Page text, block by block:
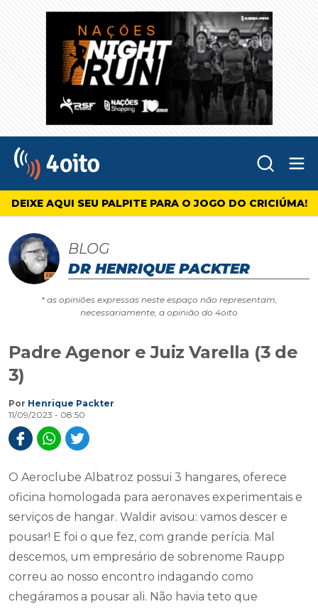
4oito
DEIXE AQUI SEU PALPITE PARA O JOGO DO CRICIÚMA!
BLOG
DR HENRIQUE PACKTER
* as opiniões expressas neste espaço não representam,
necessariamente, a opinião do 4oito
Padre Agenor e Juiz Varella (3 de
3)
Por Henrique Packter
11/09/2023 - 08:50
O Aeroclube Albatroz possui 3 hangares, oferece
oficina homologada para aeronaves experimentais e
serviços de hangar. Waldir avisou: vamos descer e
pousar! E foi o que fez, com grande perícia. Mal
descemos, um empresário de sobrenome Raupp
correu ao nosso encontro indagando como
chegáramos a pousar ali. Não havia teto que